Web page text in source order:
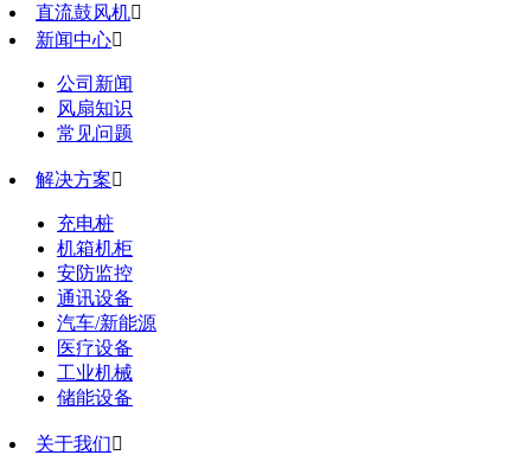
直流鼓风机
新闻中心
公司新闻
风扇知识
常见问题
解决方案
充电桩
机箱机柜
安防监控
通讯设备
汽车/新能源
医疗设备
工业机械
储能设备
关于我们